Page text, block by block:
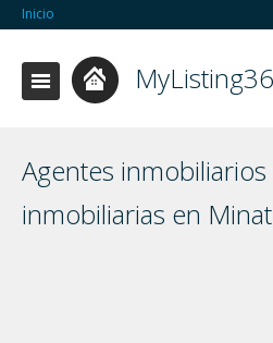
Inicio
Agentes inmobiliarios
inmobiliarias en